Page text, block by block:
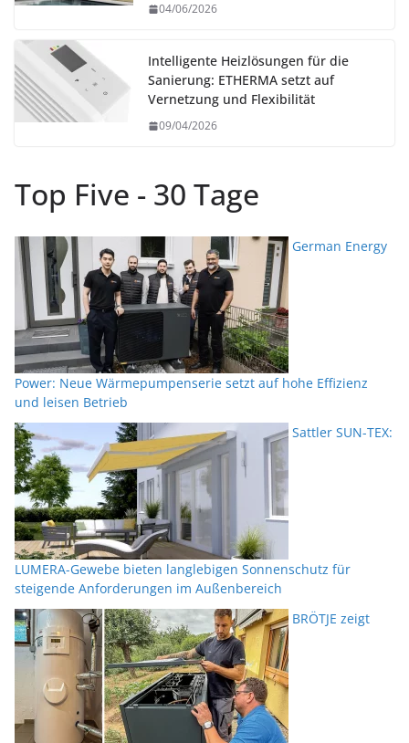
04/06/2026
Intelligente Heizlösungen für die
Sanierung: ETHERMA setzt auf
Vernetzung und Flexibilität
09/04/2026
Top Five - 30 Tage
German Energy
Power: Neue Wärmepumpenserie setzt auf hohe Effizienz
und leisen Betrieb
Sattler SUN-TEX:
LUMERA-Gewebe bieten langlebigen Sonnenschutz für
steigende Anforderungen im Außenbereich
BRÖTJE zeigt